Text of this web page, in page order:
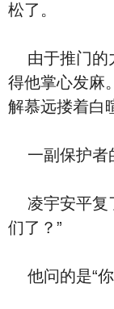
松了。
由于推门的
得他掌心发麻
解慕远搂着白
一副保护者
凌宇安平复
们了？”
他问的是“你